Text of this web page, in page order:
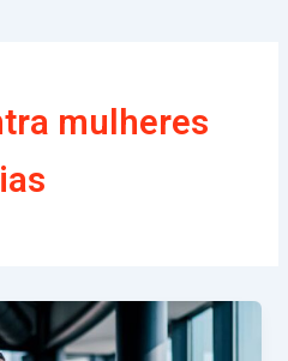
mulheres